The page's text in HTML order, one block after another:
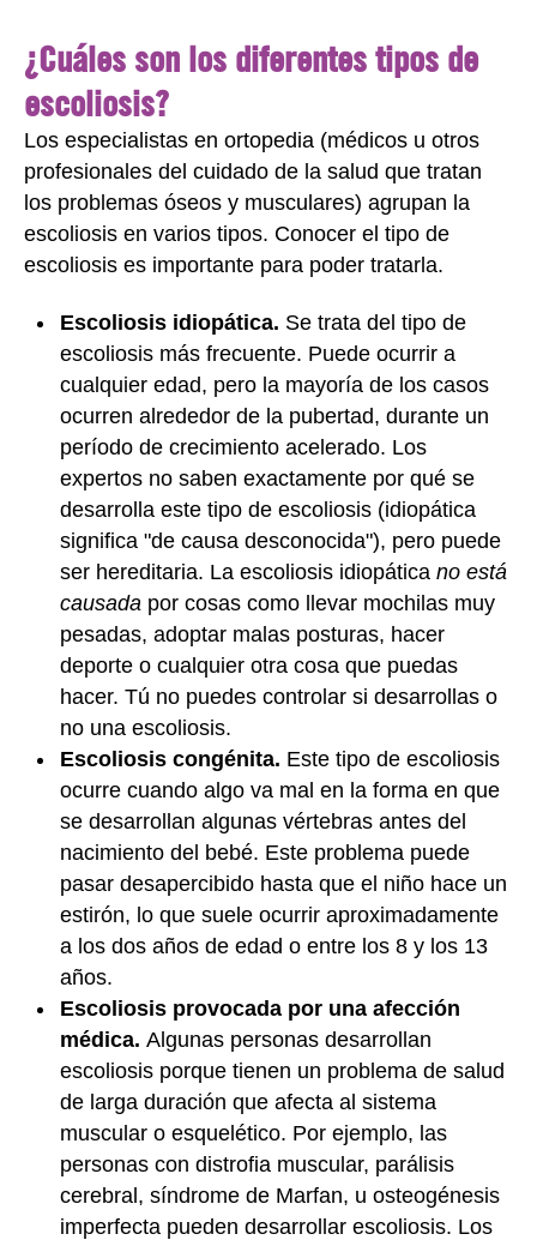
¿Cuáles son los diferentes tipos de
escoliosis?
Los especialistas en ortopedia (médicos u otros
profesionales del cuidado de la salud que tratan
los problemas óseos y musculares) agrupan la
escoliosis en varios tipos. Conocer el tipo de
escoliosis es importante para poder tratarla.
Escoliosis idiopática. Se trata del tipo de
escoliosis más frecuente. Puede ocurrir a
cualquier edad, pero la mayoría de los casos
ocurren alrededor de la pubertad, durante un
período de crecimiento acelerado. Los
expertos no saben exactamente por qué se
desarrolla este tipo de escoliosis (idiopática
significa "de causa desconocida"), pero puede
ser hereditaria. La escoliosis idiopática no está
causada por cosas como llevar mochilas muy
pesadas, adoptar malas posturas, hacer
deporte o cualquier otra cosa que puedas
hacer. Tú no puedes controlar si desarrollas o
no una escoliosis.
Escoliosis congénita. Este tipo de escoliosis
ocurre cuando algo va mal en la forma en que
se desarrollan algunas vértebras antes del
nacimiento del bebé. Este problema puede
pasar desapercibido hasta que el niño hace un
estirón, lo que suele ocurrir aproximadamente
a los dos años de edad o entre los 8 y los 13
años.
Escoliosis provocada por una afección
médica. Algunas personas desarrollan
escoliosis porque tienen un problema de salud
de larga duración que afecta al sistema
muscular o esquelético. Por ejemplo, las
personas con distrofia muscular, parálisis
cerebral, síndrome de Marfan, u osteogénesis
imperfecta pueden desarrollar escoliosis. Los